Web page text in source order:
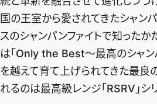
ダイエット
50代健康のお悩み
住まい
旅行＆グルメ
カルチャー
50代のお悩み
エクラ 華組ランキング
チームJマダムメンバー一覧
チームJマダムランキング
チームJマダム特集
編集長コラム
あら、素敵☆ 手帖
占い
イヴルルド遙華の12星座占い
スペシャル占い
試し読み
国の王室から愛されてきたシャン
スのシャンパンファイトで知ったか
は「Only the Best～最高のシャン
を越えて育て上げられてきた最良
れるのは最高級レンジ「RSRV」シ